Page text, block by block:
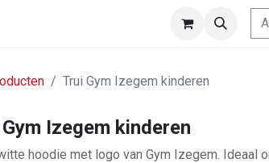
Trui Gym Izegem kinderen
Izegem kinderen
hoodie met logo van Gym Izegem. Ideaal